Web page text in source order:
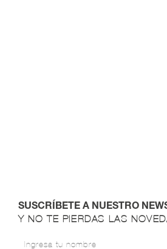
SUSCRÍBETE A NUESTRO
Y NO TE PIERDAS LAS